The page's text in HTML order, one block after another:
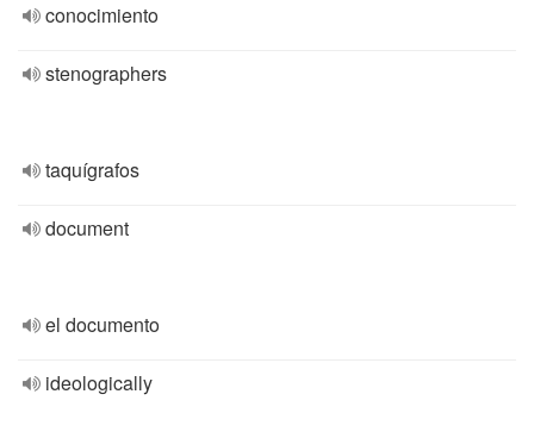
conocimiento
stenographers
taquígrafos
document
el documento
ideologically